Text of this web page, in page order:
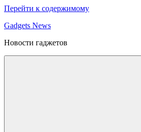
Перейти к содержимому
Gadgets News
Новости гаджетов